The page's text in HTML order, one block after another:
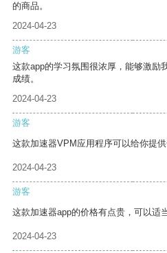
的商品。
2024-04-23
游客
这款app的学习氛围很浓厚，能够激励
成绩。
2024-04-23
游客
这款加速器VPM应用程序可以给你提
2024-04-23
游客
这款加速器app的价格有点贵，可以适
2024-04-23